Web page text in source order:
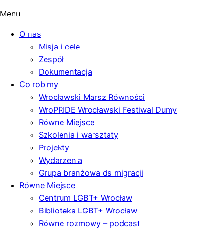
Menu
O nas
Misja i cele
Zespół
Dokumentacja
Co robimy
Wrocławski Marsz Równości
WroPRIDE Wrocławski Festiwal Dumy
Równe Miejsce
Szkolenia i warsztaty
Projekty
Wydarzenia
Grupa branżowa ds migracji
Równe Miejsce
Centrum LGBT+ Wrocław
Biblioteka LGBT+ Wrocław
Równe rozmowy – podcast